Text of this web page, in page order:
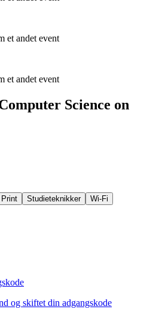
et andet event
et andet event
Science on
Print Studieteknikker Wi-Fi
og skiftet din adgangskode